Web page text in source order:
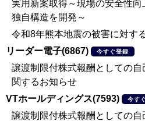
実用新案取得～現場の安全性
独自構造を開発～
令和8年熊本地震の被害に対す
リーダー電子(6867)
今すぐ登録
譲渡制限付株式報酬としての
関するお知らせ
VTホールディングス(7593)
今す
譲渡制限付株式報酬としての